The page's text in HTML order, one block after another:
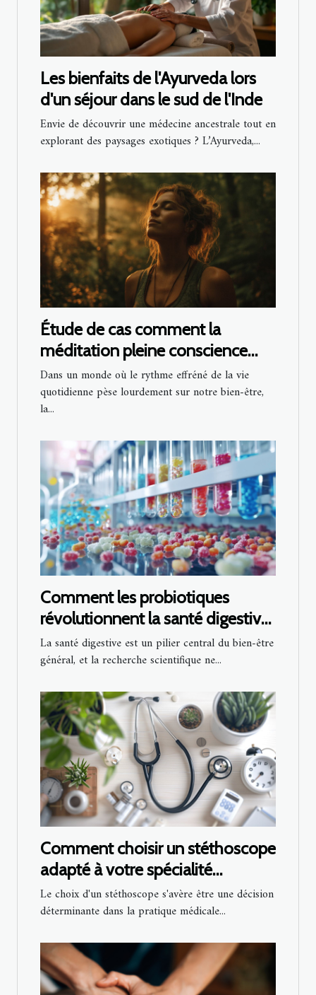
Les bienfaits de l'Ayurveda lors
d'un séjour dans le sud de l'Inde
Envie de découvrir une médecine ancestrale tout en
explorant des paysages exotiques ? L’Ayurveda,...
Étude de cas comment la
méditation pleine conscience
transforme la gestion du stress
quotidien
Dans un monde où le rythme effréné de la vie
quotidienne pèse lourdement sur notre bien-être,
la...
Comment les probiotiques
révolutionnent la santé digestive
un aperçu des recherches
récentes
La santé digestive est un pilier central du bien-être
général, et la recherche scientifique ne...
Comment choisir un stéthoscope
adapté à votre spécialité
médicale
Le choix d'un stéthoscope s'avère être une décision
déterminante dans la pratique médicale...